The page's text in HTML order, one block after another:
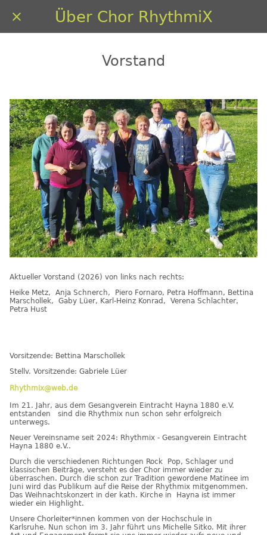
Über Chor RhythmiX
Vorstand
Aktueller Vorstand (2026) von links nach rechts:
Heike Metz, Anja Schnerch, Piero Fornaro, Petra Hoffmann, Bettina
Marschollek, Gaby Lüer, Karl-Heinz Konrad, Verena Schlachter,
Petra Hust
Vorsitzende: Bettina Marschollek
Stellv. Vorsitzende: Gabriele Lüer
Rhythmix@web.de
Im 21. Jahr, aus dem Gesangverein Eintracht Hayna 1880 e.V.
entstanden sind die Rhythmix nun schon sehr erfolgreich
unterwegs.
Neuer Vereinsname seit 2024: Rhythmix - Gesangverein Eintracht
Hayna 1880 e.V..
Durch die verschiedenen Richtungen Rock Pop, Schlager und
klassischen Beiträge, versteht es der Chor immer wieder zu
überraschen. Durch die schon zur Tradition gewordene Matinee im
Juni wird das Publikum auf die Reise der Rhythmix mitgenommen.
Das Weihnachtskonzert in der kath. Kirche in Hayna ist immer
wieder ein Highlight.
Unsere Chorleiter*innen kommen von der Hochschule in
Karlsruhe. Nun schon im 3. Jahr führt uns Michelle Sitko. Mit ihrer